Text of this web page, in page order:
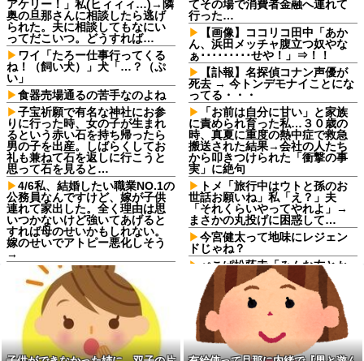
アケリー！」私(ヒィィィ…)→隣
奥の旦那さんに相談したら逃げ
られた。夫に相談してもなにい
ってだこいつ。どうすれば…
ワイ「たろー仕事行ってくる
ね！（飼い犬）」犬「…？（ぷ
い」
食器売場通るの苦手なのよね
子宝祈願で有名な神社にお参
りに行った時、女の子が生まれ
るという赤い石を持ち帰ったら
男の子を出産。しばらくしてお
礼も兼ねて石を返しに行こうと
思って石を見ると…
4/6私、結婚したい職業NO.1の
公務員なんですけど、嫁が子供
連れて家出した。全く理由は思
いつかないけど強いてあげると
すれば母のせいかもしれない。
嫁のせいでアトピー悪化しそう
→
【卑怯な女】 いつも弱そうな
相手をイビる同期S「おい、聞け
よコラ！」地味な私「あ？相手
選んでデカい事言ってんじゃね
えよ」S「え…」→予想外の反...
シャウエッセン公式、またこ
ういうのでいい丼をポスト
てその場で消費者金融へ連れて
行った…
【画像】ココリコ田中「あか
ん、浜田メッチャ腹立つ奴やな
ぁ･････････せや！」⇒！！
【訃報】名探偵コナン声優が
死去 → 今トンデモナイことにな
ってる・・・
「お前は自分に甘い」と家族
に責められ育った私…３０歳の
時、真夏に重度の熱中症で救急
搬送された結果→会社の人たち
から叩きつけられた「衝撃の事
実」に絶句
トメ「旅行中はウトと孫のお
世話お願いね」私「え？」夫
「それくらいやってやれよ」→
まさかの丸投げに困惑して…
今宮健太って地味にレジェン
ドじゃね？
ぺこぱ松蔭寺「みんな右とか
左とか拘りすぎ。思想関係なく
応援しようよ」
休日に甥っ子をアポなし託児
を押し付けてきた兄嫁！「テレ
ビでも見せといてw」と言うので
『Gガンダム』を一気見させた結
果……甥っ子が重度の中二病を